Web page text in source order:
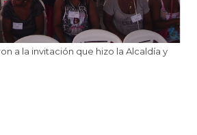
a la invitación que hizo la Alcaldía y